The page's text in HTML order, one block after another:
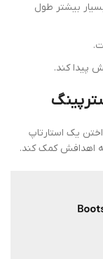
بیشتر طول
پیدا کند.
یک استارتاپ
اهدافش کمک کند.